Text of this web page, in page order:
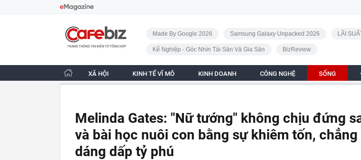
CafeBiz - Trang chủ
Made By Google 2026 Samsung Galaxy Unpacked 2026 LÃI
Kế Nghiệp - Góc Nhìn Tài Sản Và Gia Sản BizReview
XÃ HỘI KINH TẾ VĨ MÔ KINH DOANH CÔNG NGHỆ SỐNG
Melinda Gates: "Nữ tướng" không chịu đứng
và bài học nuôi con bằng sự khiêm tốn, chẳng
dáng dấp tỷ phú